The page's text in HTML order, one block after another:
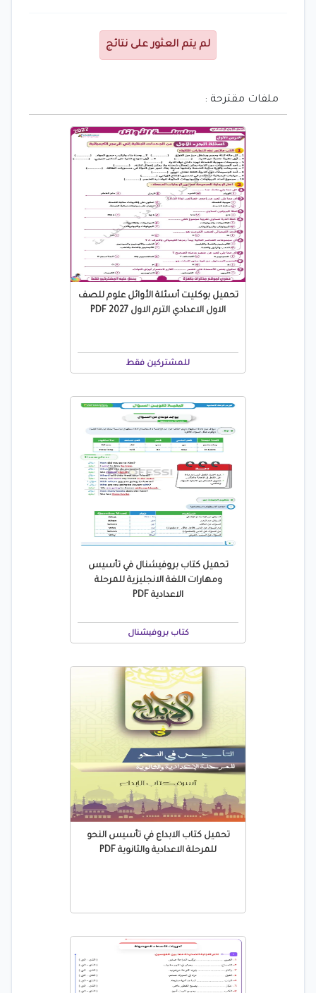
لم يتم العثور على نتائج
ملفات مقترحة :
تحميل بوكليت أسئلة الأوائل علوم للصف
الاول الاعدادي الترم الاول 2027 PDF
للمشتركين فقط
تحميل كتاب بروفيشنال في تأسيس
ومهارات اللغة الانجليزية للمرحلة
الاعدادية PDF
كتاب بروفيشنال
تحميل كتاب الابداع في تأسيس النحو
للمرحلة الاعدادية والثانوية PDF